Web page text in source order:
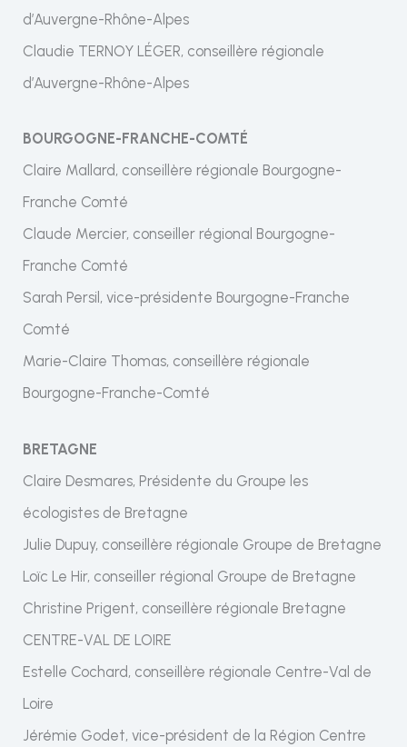
d’Auvergne-Rhône-Alpes
Claudie TERNOY LÉGER, conseillère régionale
d’Auvergne-Rhône-Alpes
BOURGOGNE-FRANCHE-COMTÉ
Claire Mallard, conseillère régionale Bourgogne-
Franche Comté
Claude Mercier, conseiller régional Bourgogne-
Franche Comté
Sarah Persil, vice-présidente Bourgogne-Franche
Comté
Marie-Claire Thomas, conseillère régionale
Bourgogne-Franche-Comté
BRETAGNE
Claire Desmares, Présidente du Groupe les
écologistes de Bretagne
Julie Dupuy, conseillère régionale Groupe de Bretagne
Loïc Le Hir, conseiller régional Groupe de Bretagne
Christine Prigent, conseillère régionale Bretagne
CENTRE-VAL DE LOIRE
Estelle Cochard, conseillère régionale Centre-Val de
Loire
Jérémie Godet, vice-président de la Région Centre